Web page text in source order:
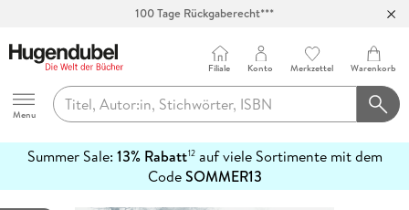
Abholung in über 100 Filialen
Hugendubel
Menu
Filiale Konto Merkzettel Warenkorb
Summer Sale: 13% Rabatt12auf viele Sortimente mit dem
CodeSOMMER13
erfahren